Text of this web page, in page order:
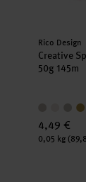
Hersteller:
Rico Design
Creative
50g 145m
4,49 €
Inhalt:
0,05 kg